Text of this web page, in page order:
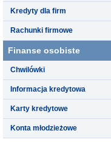
Kredyty dla firm
Rachunki firmowe
Finanse osobiste
Chwilówki
Informacja kredytowa
Karty kredytowe
Konta młodzieżowe